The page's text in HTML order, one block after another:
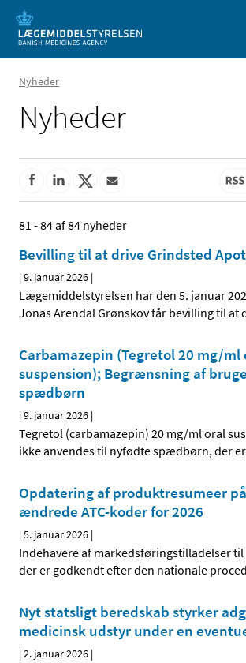
Nyheder
Nyheder
81 - 84 af 84 nyheder
Bevilling til at drive Grindsted
|9. januar 2026 |
Lægemiddelstyrelsen har den 5. januar
Jonas Arendal Grønskov får bevilling til at
Carbamazepin (Tegretol 20 mg/ml
suspension); Begrænsning af
spædbørn
|9. januar 2026 |
Tegretol (carbamazepin) 20 mg/ml oral
ikke anvendes til nyfødte spædbørn, der
Opdatering af produktresumeer
ændrede ATC-koder for 2026
|5. januar 2026 |
Indehavere af markedsføringstilladelser
der er godkendt efter den nationale
Nyt statsligt beredskab styrker
medicinsk udstyr under en
|2. januar 2026 |